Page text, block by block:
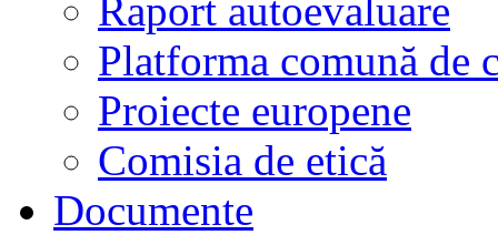
Raport autoevaluare
Platforma comună de
Proiecte europene
Comisia de etică
Documente